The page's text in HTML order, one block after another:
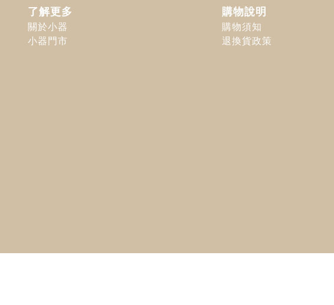
了解更多
關於小器
小器門市
購物說明
購物須知
退換貨政策